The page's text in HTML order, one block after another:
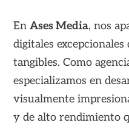
EnAses Media, nos
digitales
tangibles. Como
especializamos en
visualmente
y de alto rendimiento